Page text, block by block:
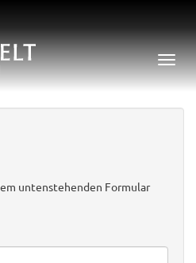
untenstehenden Formular